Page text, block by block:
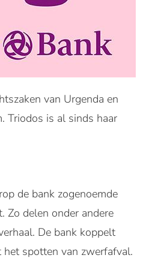
van Urgenda en
Triodos is al sinds haar
de bank zogenoemde
Zo delen onder andere
De bank koppelt
het spotten van zwerfafval.